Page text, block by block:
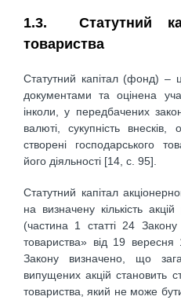
1.3. Статутний
товариства
Статутний капітал (фонд) –
документами та оцінена
інколи, у передбачених
валюті, сукупність
створені господарського
його діяльності [14, с. 95].
Статутний капітал
на визначену кількість
(частина 1 статті 24
товариства» від 19
Закону визначено, що
випущених акцій становить
товариства, який не може